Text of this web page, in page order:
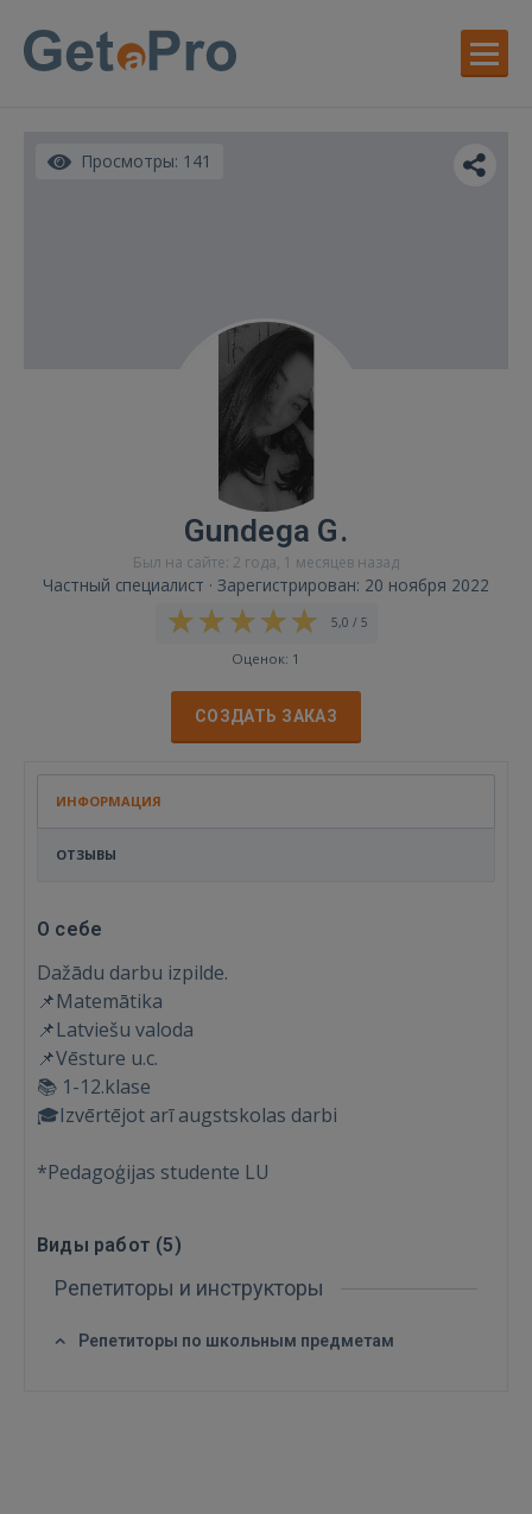
Просмотры: 141
Gundega G.
Был на сайте: 2 года, 1 месяцев назад
Частный специалист · Зарегистрирован: 20 ноября 2022
5,0 / 5
Оценок: 1
СОЗДАТЬ ЗАКАЗ
ИНФОРМАЦИЯ
ОТЗЫВЫ
О себе
Dažādu darbu izpilde.
📌Matemātika
📌Latviešu valoda
📌Vēsture u.c.
📚 1-12.klase
🎓Izvērtējot arī augstskolas darbi
*Pedagoģijas studente LU
Виды работ (5)
Репетиторы и инструкторы
Репетиторы по школьным предметам